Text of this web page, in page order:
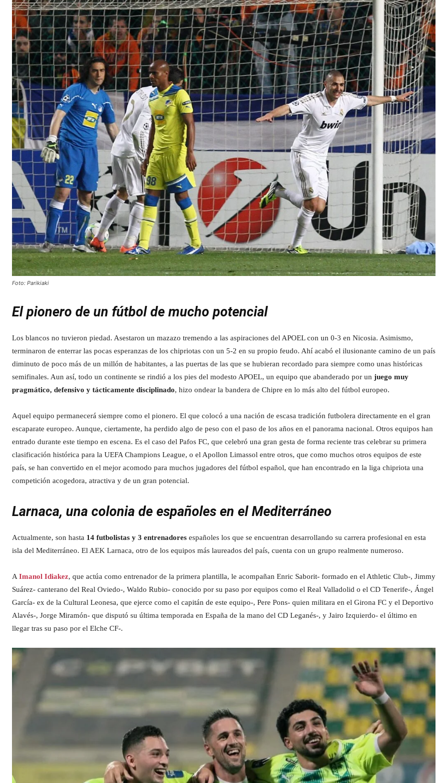
Foto: Parikiaki
El pionero de un fútbol de mucho potencial
Los blancos no tuvieron piedad. Asestaron un mazazo tremendo a las aspiraciones del APOEL con un 0-3 en Nicosia. Asimismo,
terminaron de enterrar las pocas esperanzas de los chipriotas con un 5-2 en su propio feudo. Ahí acabó el ilusionante camino de un país
diminuto de poco más de un millón de habitantes, a las puertas de las que se hubieran recordado para siempre como unas históricas
semifinales. Aun así, todo un continente se rindió a los pies del modesto APOEL, un equipo que abanderado por un juego muy
pragmático, defensivo y tácticamente disciplinado, hizo ondear la bandera de Chipre en lo más alto del fútbol europeo.
Aquel equipo permanecerá siempre como el pionero. El que colocó a una nación de escasa tradición futbolera directamente en el gran
escaparate europeo. Aunque, ciertamente, ha perdido algo de peso con el paso de los años en el panorama nacional. Otros equipos han
entrado durante este tiempo en escena. Es el caso del Pafos FC, que celebró una gran gesta de forma reciente tras celebrar su primera
clasificación histórica para la UEFA Champions League, o el Apollon Limassol entre otros, que como muchos otros equipos de este
país, se han convertido en el mejor acomodo para muchos jugadores del fútbol español, que han encontrado en la liga chipriota una
competición acogedora, atractiva y de un gran potencial.
Larnaca, una colonia de españoles en el Mediterráneo
Actualmente, son hasta 14 futbolistas y 3 entrenadores españoles los que se encuentran desarrollando su carrera profesional en esta
isla del Mediterráneo. El AEK Larnaca, otro de los equipos más laureados del país, cuenta con un grupo realmente numeroso.
A Imanol Idiakez, que actúa como entrenador de la primera plantilla, le acompañan Enric Saborit- formado en el Athletic Club-, Jimmy
Suárez- canterano del Real Oviedo-, Waldo Rubio- conocido por su paso por equipos como el Real Valladolid o el CD Tenerife-, Ángel
García- ex de la Cultural Leonesa, que ejerce como el capitán de este equipo-, Pere Pons- quien militara en el Girona FC y el Deportivo
Alavés-, Jorge Miramón- que disputó su última temporada en España de la mano del CD Leganés-, y Jairo Izquierdo- el último en
llegar tras su paso por el Elche CF-.